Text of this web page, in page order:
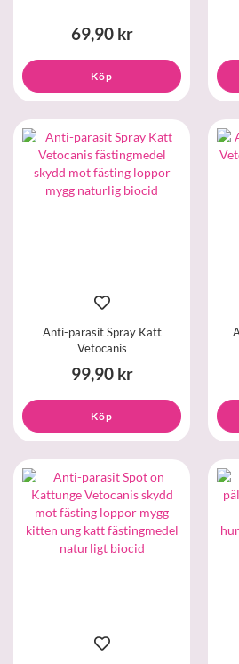
69,90 kr
Köp
Anti-parasit Spray Katt
Vetocanis
99,90 kr
Köp